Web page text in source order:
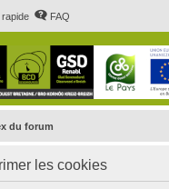
FAQ
du forum
les cookies